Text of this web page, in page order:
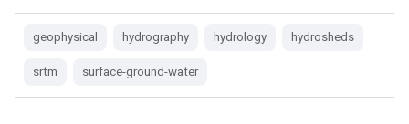
geophysical hydrography hydrology hydrosheds
srtm surface-ground-water